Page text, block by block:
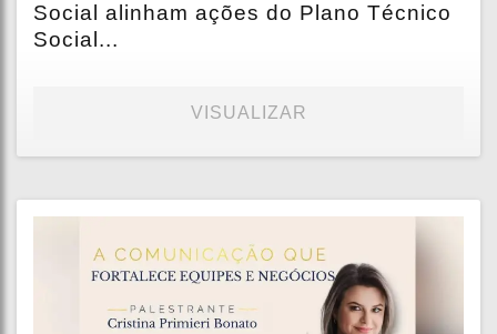
Social alinham ações do Plano Técnico
Social...
VISUALIZAR